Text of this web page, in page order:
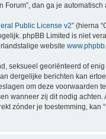
dan ga je
Public License v2” (hierna
phpBB Limited is niet
website
georiënteerd of
dergelijke berichten kan
om deze voorwaarden
wanneer zij dit nodig
zónder je toestemming, kan